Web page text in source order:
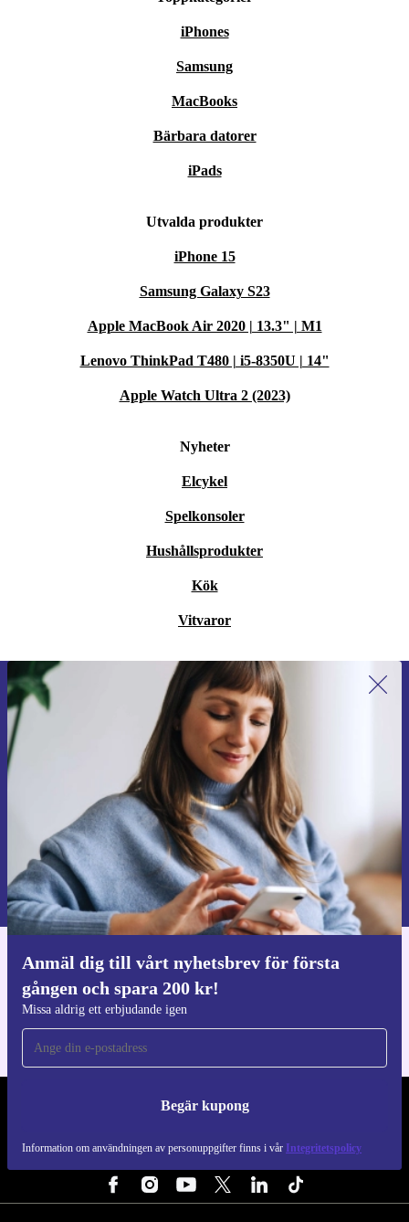
iPhones
Samsung
MacBooks
Bärbara datorer
iPads
Utvalda produkter
iPhone 15
Samsung Galaxy S23
Apple MacBook Air 2020 | 13.3" | M1
Lenovo ThinkPad T480 | i5-8350U | 14"
Apple Watch Ultra 2 (2023)
Nyheter
Elcykel
Spelkonsoler
Hushållsprodukter
Kök
Vitvaror
Anmäl dig till vårt nyhetsbrev för första
gången och spara 200 kr!
Missa aldrig ett erbjudande igen
Begär kupong
Information om användningen av personuppgifter finns i vår Integritetspolicy
Anmäl dig till vårt nyhetsbrev för
första gången och spara 200 kr!
Missa aldrig ett erbjudande igen.
Begär kupong
Information om användningen av personuppgifter finns i vår
Integritetspolicy
Ladda ner refurbed appen
För iOS och Android
REFURBED SVERIGE - RETHINK NEW.
FÖLJ OSS